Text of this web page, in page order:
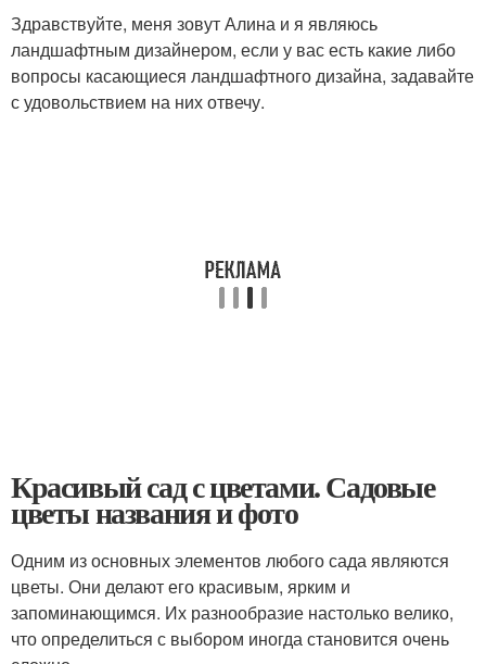
Здравствуйте, меня зовут Алина и я являюсь
ландшафтным дизайнером, если у вас есть какие либо
вопросы касающиеся ландшафтного дизайна, задавайте
с удовольствием на них отвечу.
Красивый сад с цветами. Садовые
цветы названия и фото
Одним из основных элементов любого сада являются
цветы. Они делают его красивым, ярким и
запоминающимся. Их разнообразие настолько велико,
что определиться с выбором иногда становится очень